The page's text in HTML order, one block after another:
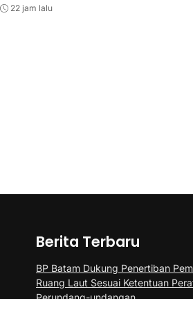
22 jam lalu
Berita Terbaru
BP Batam Dukung Penertiban
Ruang Laut Sesuai Ketentuan
Perundang-undangan